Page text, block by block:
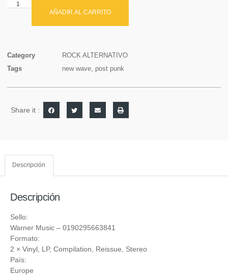
AÑADIR AL CARRITO
Category
ROCK ALTERNATIVO
Tags
new wave post punk
Share it :
Descripción
Descripción
Sello:
Warner Music ‎– 0190295663841
Formato:
2 × Vinyl , LP, Compilation, Reissue, Stereo
País:
Europe